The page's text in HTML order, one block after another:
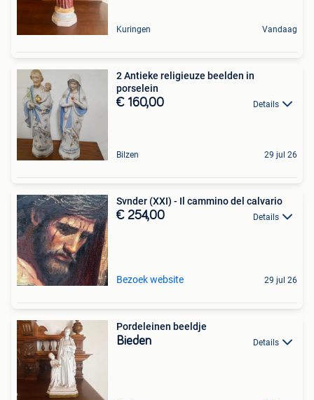
Kuringen Vandaag
2 Antieke religieuze beelden in
porselein
€ 160,00 Details
Bilzen 29 jul 26
Svnder (XXI) - Il cammino del calvario
€ 254,00 Details
Bezoek website 29 jul 26
Pordeleinen beeldje
Bieden Details